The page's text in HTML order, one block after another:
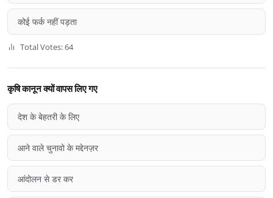
कोई फर्क नहीं पड़ता
Total Votes: 64
कृषि कानून क्यों वापस लिए गए
देश के बेहतरी के लिए
आने वाले चुनावो के मद्देनज़र
आंदोलन से डर कर